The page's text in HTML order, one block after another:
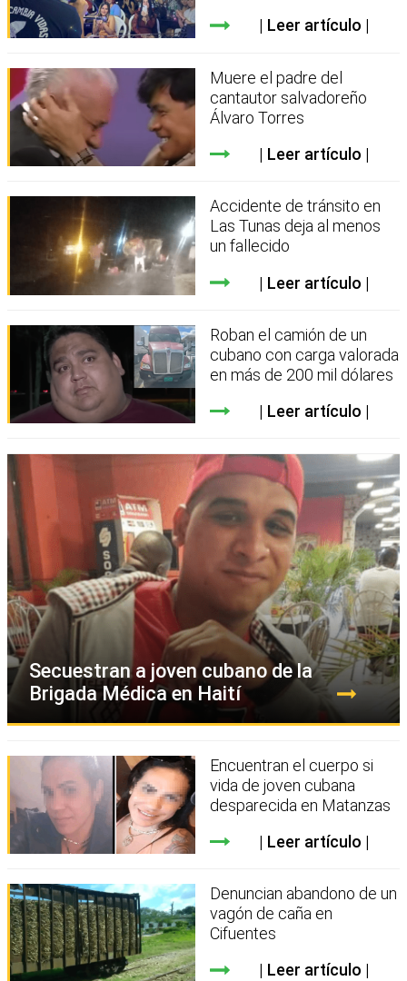
Leer artículo
Muere el padre del
cantautor salvadoreño
Álvaro Torres
Leer artículo
Accidente de tránsito en
Las Tunas deja al menos
un fallecido
Leer artículo
Roban el camión de un
cubano con carga valorada
en más de 200 mil dólares
Leer artículo
Secuestran a joven cubano de la
Brigada Médica en Haití
Encuentran el cuerpo si
vida de joven cubana
desparecida en Matanzas
Leer artículo
Denuncian abandono de un
vagón de caña en
Cifuentes
Leer artículo